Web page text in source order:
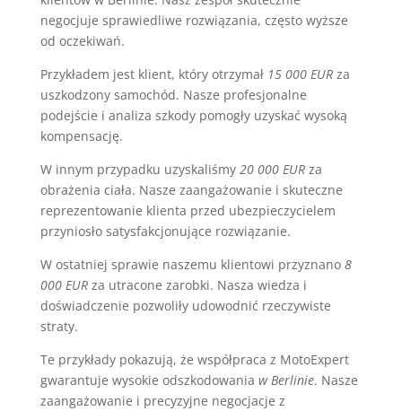
negocjuje sprawiedliwe rozwiązania, często wyższe
od oczekiwań.
Przykładem jest klient, który otrzymał 15 000 EURza
uszkodzony samochód. Nasze profesjonalne
podejście i analiza szkody pomogły uzyskać wysoką
kompensację.
W innym przypadku uzyskaliśmy 20 000 EURza
obrażenia ciała. Nasze zaangażowanie i skuteczne
reprezentowanie klienta przed ubezpieczycielem
przyniosło satysfakcjonujące rozwiązanie.
W ostatniej sprawie naszemu klientowi przyznano 8
000 EURza utracone zarobki. Nasza wiedza i
doświadczenie pozwoliły udowodnić rzeczywiste
straty.
Te przykłady pokazują, że współpraca z MotoExpert
gwarantuje wysokie odszkodowania w Berlinie. Nasze
zaangażowanie i precyzyjne negocjacje z